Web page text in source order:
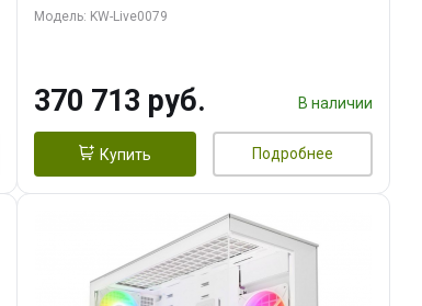
ОЗУ/ MSI RTX5080 SHADOW 3X OC
Модель: KW-Live0079
370 713 руб. В наличии
Купить Подробнее